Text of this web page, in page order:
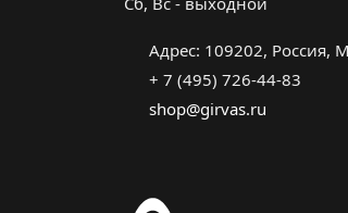
Адрес: 109202, Россия,
+ 7 (495) 726-44-83
shop@girvas.ru